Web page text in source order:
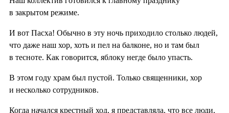
в закрытом режиме.
И вот Пасха! Обычно в эту ночь приходило столько людей,
что даже наш хор, хоть и пел на балконе, но и там был
в тесноте. Как говорится, яблоку негде было упасть.
В этом году храм был пустой. Только священники, хор
и несколько сотрудников.
Когда начался крестный ход, я представляла, что все люди,